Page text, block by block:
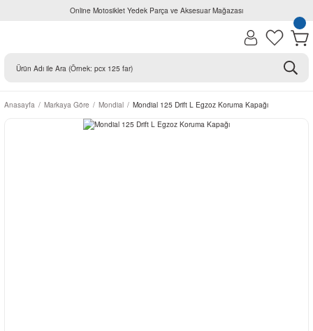
Online Motosiklet Yedek Parça ve Aksesuar Mağazası
Anasayfa Markaya Göre Mondial Mondial 125 Drift L Egzoz Koruma Kapağı